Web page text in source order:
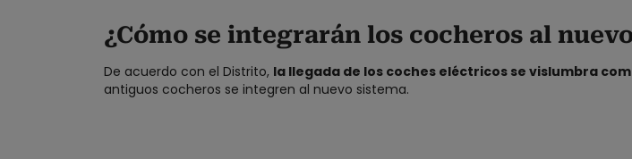
¿Cómo se integrarán los cocheros al
De acuerdo con el Distrito, la llegada de los coches eléctricos se vislumbra
antiguos cocheros se integren al nuevo sistema.